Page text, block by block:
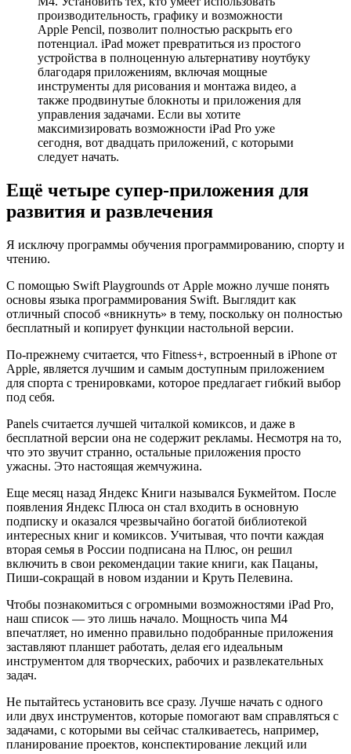
производительность, графику и возможности
Apple Pencil, позволит полностью раскрыть его
потенциал. iPad может превратиться из простого
устройства в полноценную альтернативу ноутбуку
благодаря приложениям, включая мощные
инструменты для рисования и монтажа видео, а
также продвинутые блокноты и приложения для
управления задачами. Если вы хотите
максимизировать возможности iPad Pro уже
сегодня, вот двадцать приложений, с которыми
следует начать.
Ещё четыре супер-приложения для
развития и развлечения
Я исключу программы обучения программированию, спорту и
чтению.
С помощью Swift Playgrounds от Apple можно лучше понять
основы языка программирования Swift. Выглядит как
отличный способ «вникнуть» в тему, поскольку он полностью
бесплатный и копирует функции настольной версии.
По-прежнему считается, что Fitness+, встроенный в iPhone от
Apple, является лучшим и самым доступным приложением
для спорта с тренировками, которое предлагает гибкий выбор
под себя.
Panels считается лучшей читалкой комиксов, и даже в
бесплатной версии она не содержит рекламы. Несмотря на то,
что это звучит странно, остальные приложения просто
ужасны. Это настоящая жемчужина.
Еще месяц назад Яндекс Книги назывался Букмейтом. После
появления Яндекс Плюса он стал входить в основную
подписку и оказался чрезвычайно богатой библиотекой
интересных книг и комиксов. Учитывая, что почти каждая
вторая семья в России подписана на Плюс, он решил
включить в свои рекомендации такие книги, как Пацаны,
Пиши-сокращай в новом издании и Круть Пелевина.
Чтобы познакомиться с огромными возможностями iPad Pro,
наш список — это лишь начало. Мощность чипа M4
впечатляет, но именно правильно подобранные приложения
заставляют планшет работать, делая его идеальным
инструментом для творческих, рабочих и развлекательных
задач.
Не пытайтесь установить все сразу. Лучше начать с одного
или двух инструментов, которые помогают вам справляться с
задачами, с которыми вы сейчас сталкиваетесь, например,
планирование проектов, конспектирование лекций или